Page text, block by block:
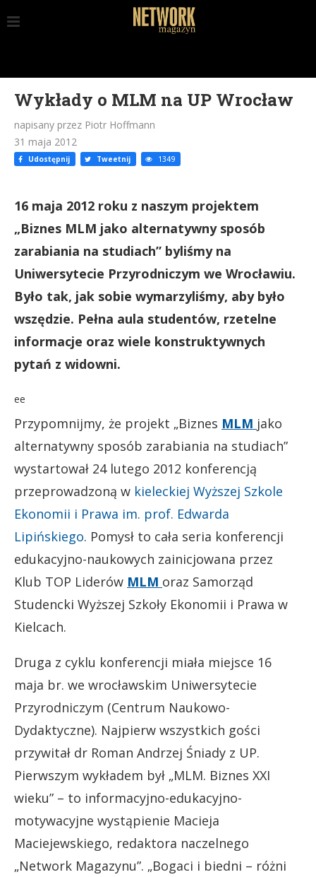
Wykłady o MLM na UP Wrocław
napisany przez Piotr Hoffmann
31 maja 2012
Udostępnij Tweetnij 1349
16 maja 2012 roku z naszym projektem
„Biznes MLM jako alternatywny sposób
zarabiania na studiach” byliśmy na
Uniwersytecie Przyrodniczym we Wrocławiu.
Było tak, jak sobie wymarzyliśmy, aby było
wszędzie. Pełna aula studentów, rzetelne
informacje oraz wiele konstruktywnych
pytań z widowni.
ee
Przypomnijmy, że projekt „Biznes MLM jako
alternatywny sposób zarabiania na studiach”
wystartował 24 lutego 2012 konferencją
przeprowadzoną w kieleckiej Wyższej Szkole
Ekonomii i Prawa im. prof. Edwarda
Lipińskiego. Pomysł to cała seria konferencji
edukacyjno-naukowych zainicjowana przez
Klub TOP Liderów MLM oraz Samorząd
Studencki Wyższej Szkoły Ekonomii i Prawa w
Kielcach.
Druga z cyklu konferencji miała miejsce 16
maja br. we wrocławskim Uniwersytecie
Przyrodniczym (Centrum Naukowo-
Dydaktyczne). Najpierw wszystkich gości
przywitał dr Roman Andrzej Śniady z UP.
Pierwszym wykładem był „MLM. Biznes XXI
wieku” – to informacyjno-edukacyjno-
motywacyjne wystąpienie Macieja
Maciejewskiego, redaktora naczelnego
„Network Magazynu”. „Bogaci i biedni – różni